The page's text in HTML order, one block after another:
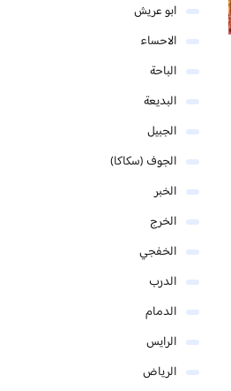
ابو عريش
الاحساء
الباحة
البديعة
الجبيل
الجوف (سكاكا)
الخبر
الخرج
الخفجي
الدرب
الدمام
الرايس
الرياض